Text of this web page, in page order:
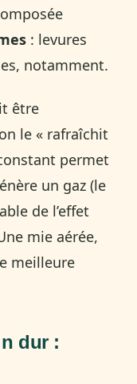
: levures
notamment.
être
le « rafraîchit
permet
un gaz (le
de l’effet
mie aérée,
meilleure
dur :